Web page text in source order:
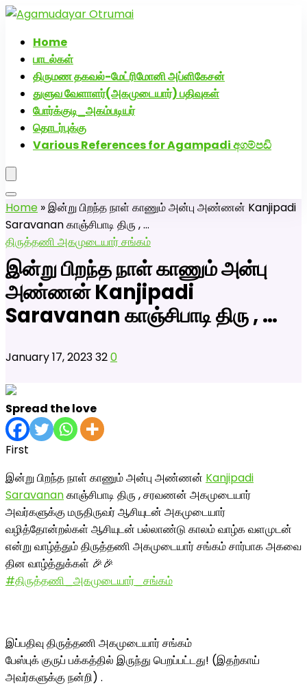
Home
பாடல்கள்
திருமண தகவல்-மேட்ரிமோனி அப்ளிகேசன்
துளுவ வேளாளர்(அகமுடையார்) பதிவுகள்
போர்க்குடி_அகம்படியர்
தொடர்புக்கு
Various References for Agampadi අගම්පඩි
Home »இன்று பிறந்த நாள் காணும் அன்பு அண்ணன் Kanjipadi
Saravanan காஞ்சிபாடி திரு , …
திருத்தணி அகமுடையார் சங்கம்
இன்று பிறந்த நாள் காணும் அன்பு
அண்ணன் Kanjipadi
Saravanan காஞ்சிபாடி திரு , …
January 17, 2023320
Spread the love
First
இன்று பிறந்த நாள் காணும் அன்பு அண்ணன் Kanjipadi
Saravananகாஞ்சிபாடி திரு , சரவணன் அகமுடையார்
அவர்களுக்கு மருதிருவர் ஆசியுடன் அகமுடையார்
வழித்தோன்றல்கள் ஆசியுடன் பல்லாண்டு காலம் வாழ்க வளமுடன்
என்று வாழ்த்தும் திருத்தணி அகமுடையார் சங்கம் சார்பாக அகவை
தின வாழ்த்துக்கள் 🎉🎉
#திருத்தணி_அகமுடையார்_சங்கம்
இப்பதிவு திருத்தணி அகமுடையார் சங்கம்
பேஸ்புக் குருப் பக்கத்தில் இருந்து பெறப்பட்டது! (இதற்காய்
அவர்களுக்கு நன்றி) .
அகமுடையார் திருமண வரன்களுக்கு அகமுடையார்மேட்ரி-